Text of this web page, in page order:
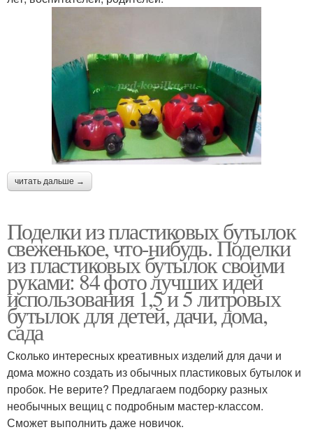
читать дальше →
Поделки из пластиковых бутылок
свеженькое, что-нибудь. Поделки
из пластиковых бутылок своими
руками: 84 фото лучших идей
использования 1,5 и 5 литровых
бутылок для детей, дачи, дома,
сада
Сколько интересных креативных изделий для дачи и
дома можно создать из обычных пластиковых бутылок и
пробок. Не верите? Предлагаем подборку разных
необычных вещиц с подробным мастер-классом.
Сможет выполнить даже новичок.